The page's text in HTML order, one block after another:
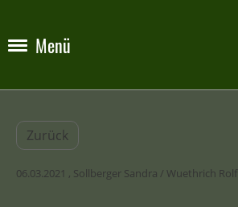
Menü
Zurück
06.03.2021 , Sollberger Sandra / Wuethrich Rolf